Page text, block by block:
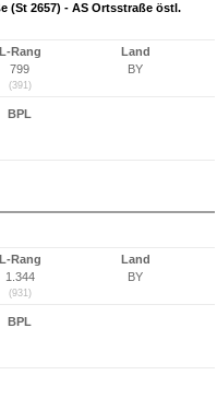
(St 2657) - AS Ortsstraße östl.
L-Rang
799
(391)
Land
BY
BPL
L-Rang
1.344
(931)
Land
BY
BPL